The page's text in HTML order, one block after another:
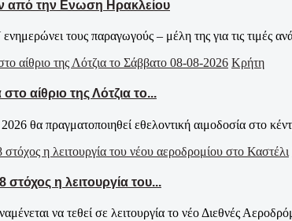
από την Ενωση Ηρακλείου
τους παραγωγούς – μέλη της για τις τιμές ανά
Κρήτη
αίθριο της Λότζια το...
θα πραγματοποιηθεί εθελοντική αιμοδοσία στο
η λειτουργία του...
να τεθεί σε λειτουργία το νέο Διεθνές